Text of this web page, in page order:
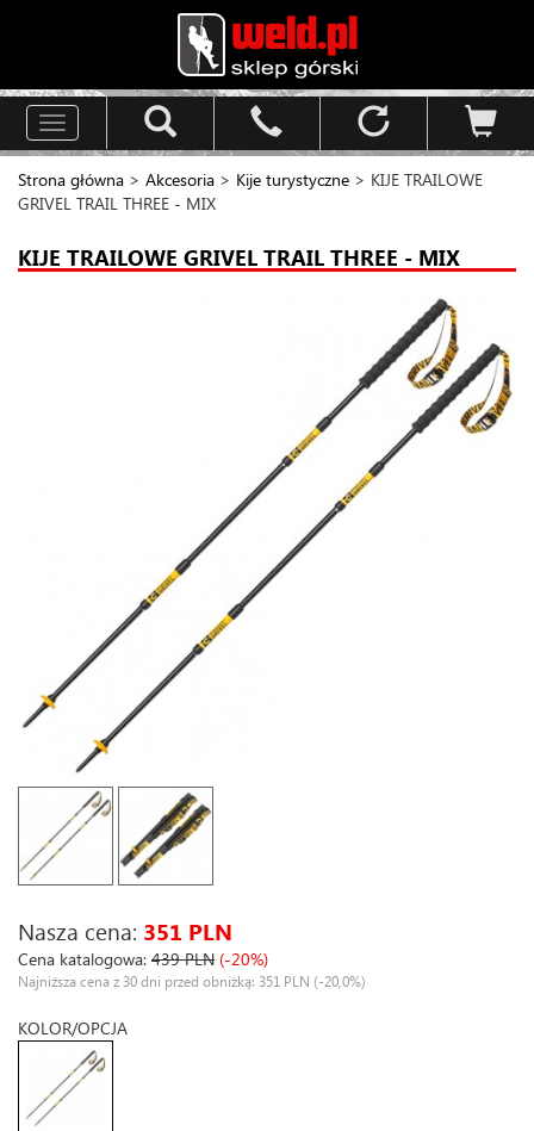
Toggle
navigation
Strona główna > Akcesoria > Kije turystyczne > KIJE TRAILOWE
GRIVEL TRAIL THREE - MIX
KIJE TRAILOWE GRIVEL TRAIL THREE - MIX
Nasza cena: 351 PLN
Cena katalogowa: 439 PLN (-20%)
Najniższa cena z 30 dni przed obniżką: 351 PLN (-20,0%)
KOLOR/OPCJA